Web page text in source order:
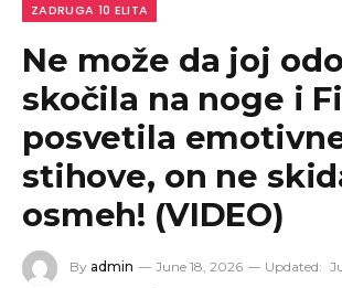
ZADRUGA 10 ELITA
Ne može da joj
skočila na noge i
posvetila
stihove, on ne
osmeh! (VIDEO)
By admin June 18, 2026 Updated: